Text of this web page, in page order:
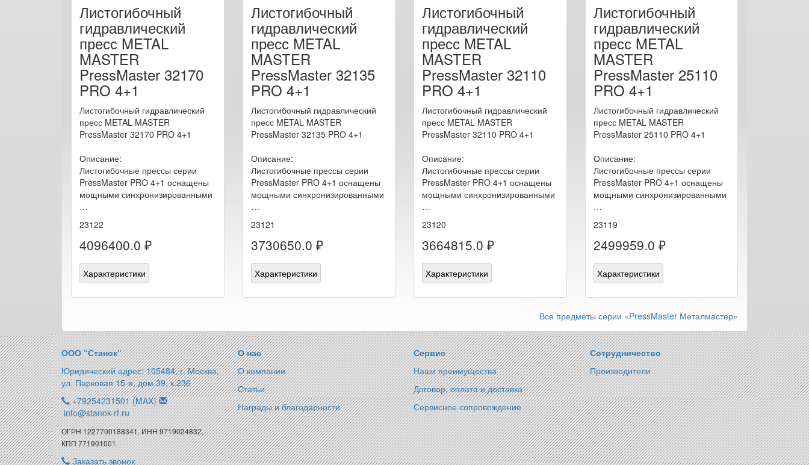
Листогибочный
гидравлический
пресс METAL
MASTER
PressMaster 32170
PRO 4+1
Листогибочный гидравлический
пресс METAL MASTER
PressMaster 32170 PRO 4+1
Описание:
Листогибочные прессы серии
PressMaster PRO 4+1 оснащены
мощными синхронизированными
…
23122
4096400.0 ₽
Характеристики
Листогибочный
гидравлический
пресс METAL
MASTER
PressMaster 32135
PRO 4+1
Листогибочный гидравлический
пресс METAL MASTER
PressMaster 32135 PRO 4+1
Описание:
Листогибочные прессы серии
PressMaster PRO 4+1 оснащены
мощными синхронизированными
…
23121
3730650.0 ₽
Характеристики
Листогибочный
гидравлический
пресс METAL
MASTER
PressMaster 32110
PRO 4+1
Листогибочный гидравлический
пресс METAL MASTER
PressMaster 32110 PRO 4+1
Описание:
Листогибочные прессы серии
PressMaster PRO 4+1 оснащены
мощными синхронизированными
…
23120
3664815.0 ₽
Характеристики
Листогибочный
гидравлический
пресс METAL
MASTER
PressMaster 25110
PRO 4+1
Листогибочный гидравлический
пресс METAL MASTER
PressMaster 25110 PRO 4+1
Описание:
Листогибочные прессы серии
PressMaster PRO 4+1 оснащены
мощными синхронизированными
…
23119
2499959.0 ₽
Характеристики
Все предметы серии «PressMaster Металмастер»
ООО “Станок“
Юридический адрес: 105484, г. Москва,
ул. Парковая 15-я, дом 39, к.236
+79254231501 (MAX)
info@stanok-rf.ru
ОГРН 1227700188341, ИНН 9719024832,
КПП 771901001
Заказать звонок
О нас
О компании
Статьи
Награды и благодарности
Сервис
Наши преимущества
Договор, оплата и доставка
Сервисное сопровождение
Сотрудничество
Производители